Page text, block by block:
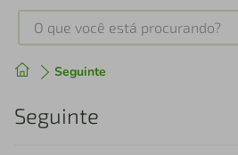
O que você está procurando?
Seguinte
Seguinte
Produtos mais buscados
tenis